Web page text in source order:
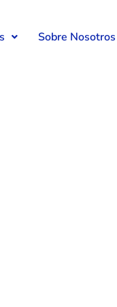
Sobre Nosotros